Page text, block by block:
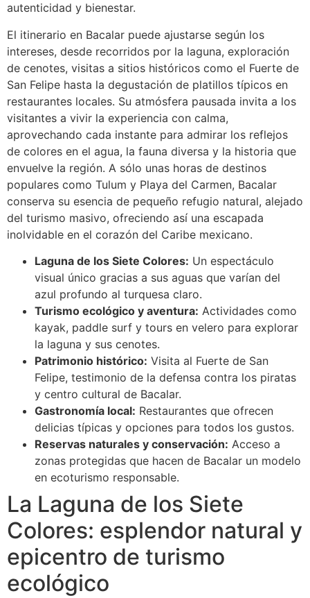
autenticidad y bienestar.
El itinerario en Bacalar puede ajustarse según los
intereses, desde recorridos por la laguna, exploración
de cenotes, visitas a sitios históricos como el Fuerte de
San Felipe hasta la degustación de platillos típicos en
restaurantes locales. Su atmósfera pausada invita a los
visitantes a vivir la experiencia con calma,
aprovechando cada instante para admirar los reflejos
de colores en el agua, la fauna diversa y la historia que
envuelve la región. A sólo unas horas de destinos
populares como Tulum y Playa del Carmen, Bacalar
conserva su esencia de pequeño refugio natural, alejado
del turismo masivo, ofreciendo así una escapada
inolvidable en el corazón del Caribe mexicano.
Laguna de los Siete Colores: Un espectáculo
visual único gracias a sus aguas que varían del
azul profundo al turquesa claro.
Turismo ecológico y aventura: Actividades como
kayak, paddle surf y tours en velero para explorar
la laguna y sus cenotes.
Patrimonio histórico: Visita al Fuerte de San
Felipe, testimonio de la defensa contra los piratas
y centro cultural de Bacalar.
Gastronomía local: Restaurantes que ofrecen
delicias típicas y opciones para todos los gustos.
Reservas naturales y conservación: Acceso a
zonas protegidas que hacen de Bacalar un modelo
en ecoturismo responsable.
La Laguna de los Siete
Colores: esplendor natural y
epicentro de turismo
ecológico